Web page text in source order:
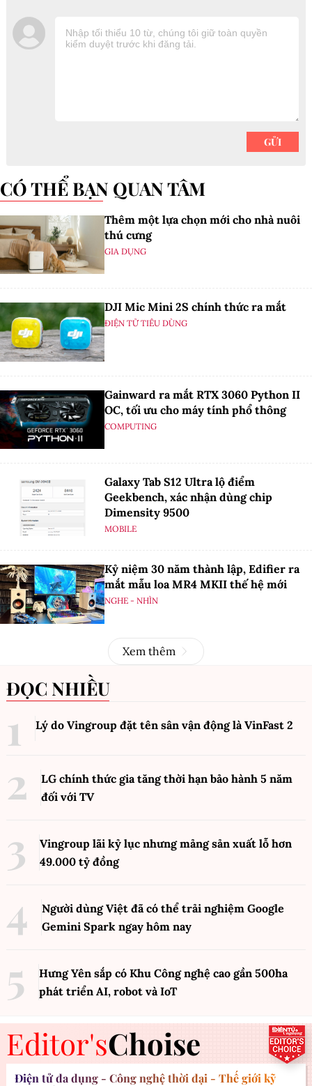
CÓ THỂ BẠN QUAN TÂM
Thêm một lựa chọn mới cho nhà nuôi
thú cưng
GIA DỤNG
DJI Mic Mini 2S chính thức ra mắt
ĐIỆN TỬ TIÊU DÙNG
Gainward ra mắt RTX 3060 Python II
OC, tối ưu cho máy tính phổ thông
COMPUTING
Galaxy Tab S12 Ultra lộ điểm
Geekbench, xác nhận dùng chip
Dimensity 9500
MOBILE
Kỷ niệm 30 năm thành lập, Edifier ra
mắt mẫu loa MR4 MKII thế hệ mới
NGHE - NHÌN
Xem thêm
ĐỌC NHIỀU
Lý do Vingroup đặt tên sân vận động là VinFast 2
LG chính thức gia tăng thời hạn bảo hành 5 năm
đối với TV
Vingroup lãi kỷ lục nhưng mảng sản xuất lỗ hơn
49.000 tỷ đồng
Người dùng Việt đã có thể trải nghiệm Google
Gemini Spark ngay hôm nay
Hưng Yên sắp có Khu Công nghệ cao gần 500ha
phát triển AI, robot và IoT
Editor'sChoise
Điện tử đa dụng - Công nghệ thời đại - Thế giới kỹ